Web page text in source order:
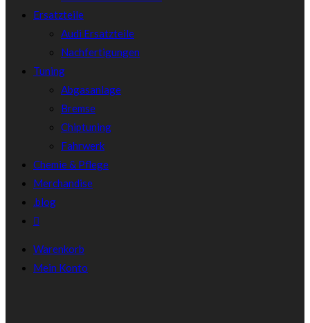
Ersatzteile
Audi Ersatzteile
Nachfertigungen
Tuning
Abgasanlage
Bremse
Chiptuning
Fahrwerk
Chemie & Pflege
Merchandise
.blog
Warenkorb
Mein Konto